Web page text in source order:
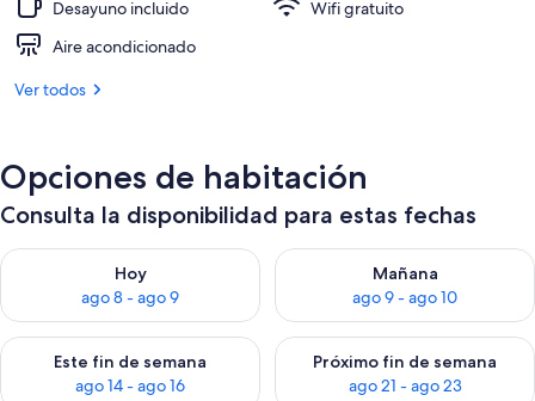
Desayuno incluido
Wifi gratuito
Aire acondicionado
Ver todos
Opciones de habitación
Consulta la disponibilidad para estas fechas
Hoy
ago 8 - ago 9
Consulta la disponibilidad para hoy ago 8 - ago 9
Mañana
ago 9 - ago 10
Consulta la disponibilidad
Este fin de semana
ago 14 - ago 16
Consulta la disponibilidad para este fin de semana ago 14 -
Próximo fin de semana
ago 21 - ago 23
Consulta la disponibilidad